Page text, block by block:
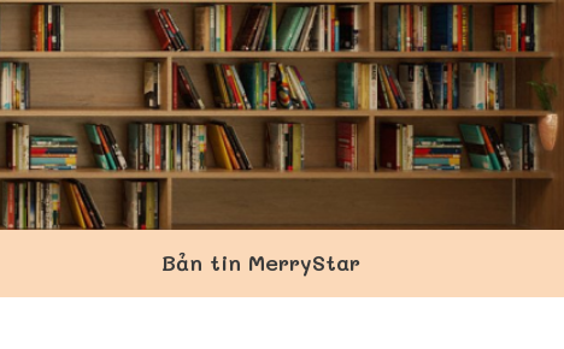
Bản tin MerryStar